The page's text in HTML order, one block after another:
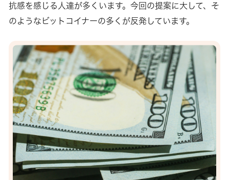
抗感を感じる人達が多くいます。今回の提案に大して、そ
のようなビットコイナーの多くが反発しています。